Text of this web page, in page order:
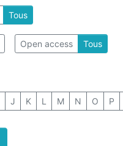
Tous
Open access Tous
J K L M N O P